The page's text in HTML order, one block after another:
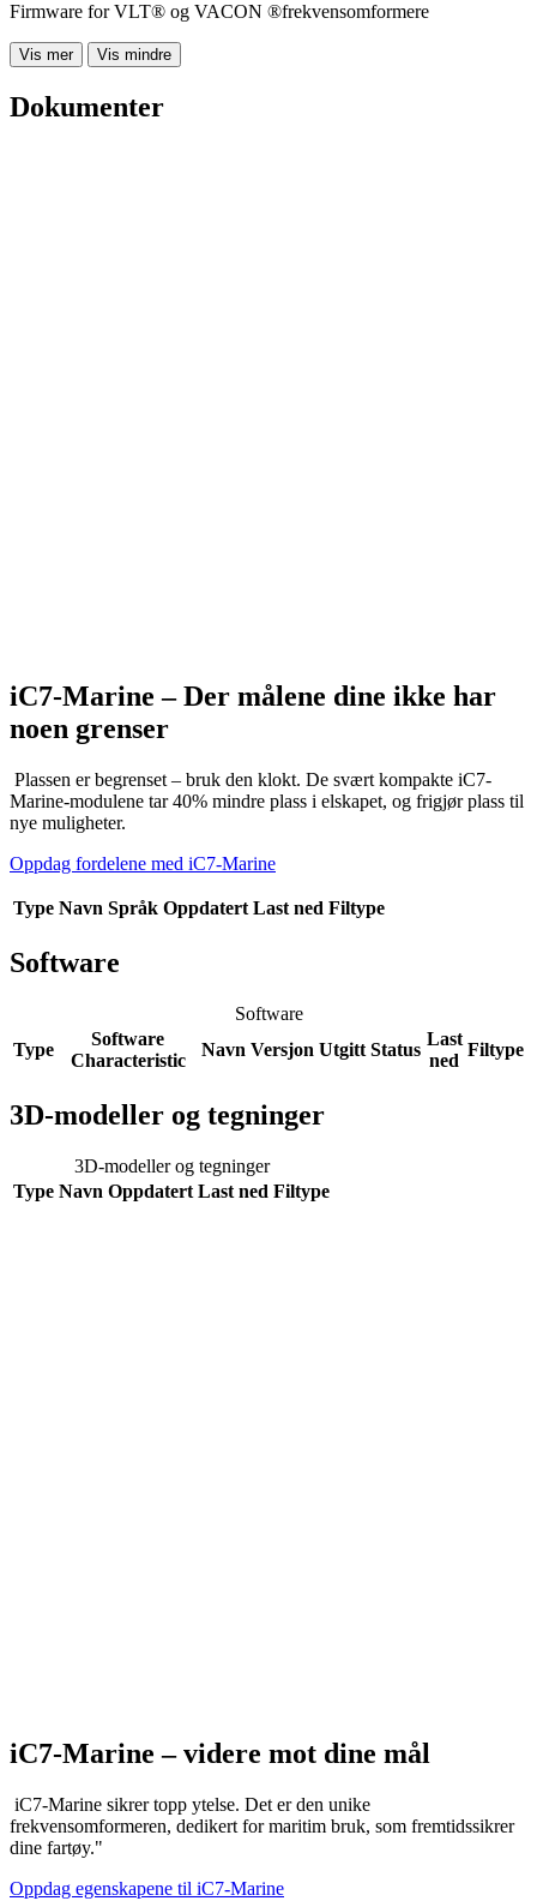
Firmware for VLT® og VACON ®frekvensomformere
Vis mer Vis mindre
Dokumenter
iC7-Marine – Der målene dine ikke har
noen grenser
Plassen er begrenset – bruk den klokt. De svært kompakte iC7-
Marine-modulene tar 40% mindre plass i elskapet, og frigjør plass til
nye muligheter.
Oppdag fordelene med iC7-Marine
Type Navn Språk Oppdatert Last ned Filtype
Software
Software
Type
Software
Characteristic
Navn Versjon Utgitt Status
Last
ned
Filtype
3D-modeller og tegninger
3D-modeller og tegninger
Type Navn Oppdatert Last ned Filtype
iC7-Marine – videre mot dine mål
iC7-Marine sikrer topp ytelse. Det er den unike
frekvensomformeren, dedikert for maritim bruk, som fremtidssikrer
dine fartøy."
Oppdag egenskapene til iC7-Marine